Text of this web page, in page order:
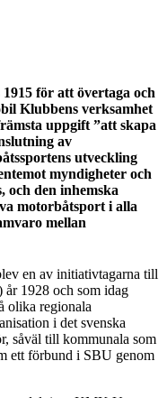
för att övertaga och
Klubbens verksamhet
uppgift ”att skapa
av
utveckling
myndigheter och
och den inhemska
motorbåtsport i alla
mellan
en av initiativtagarna till
1928 och som idag
olika regionala
i det svenska
såväl till kommunala som
ett förbund i SBU genom